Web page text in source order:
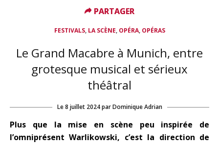
FESTIVALS, LA SCÈNE, OPÉRA, OPÉRAS
Le Grand Macabre à Munich, entre
grotesque musical et sérieux
théâtral
Le8 juillet 2024 par Dominique Adrian
Plus que la mise en scène peu inspirée de
l’omniprésent Warlikowski, c’est la direction de
PARTAGER
PARTAGER